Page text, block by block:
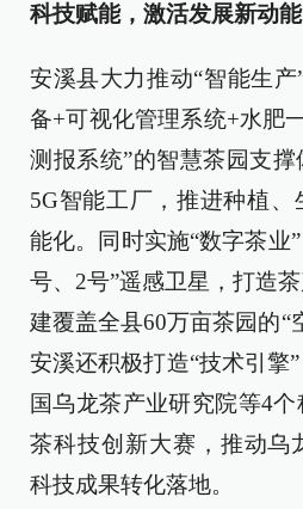
科技赋能，激活发展新动能
安溪县大力推动“智能生
备+可视化管理系统+水肥
测报系统”的智慧茶园支
5G智能工厂，推进种植
能化。同时实施“数字茶业
号、2号”遥感卫星，打造
建覆盖全县60万亩茶园的“
安溪还积极打造“技术引擎
国乌龙茶产业研究院等4
茶科技创新大赛，推动乌
科技成果转化落地。